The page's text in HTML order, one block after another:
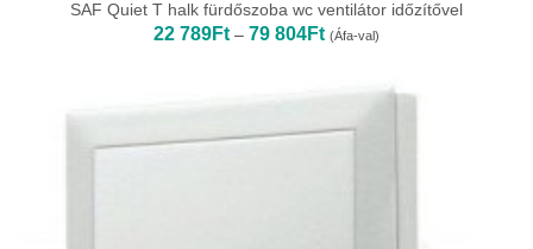
SAF Quiet T halk fürdőszoba wc ventilátor időzítővel
22 789Ft – 79 804FtÁrtartomány:
22
(Áfa-val)